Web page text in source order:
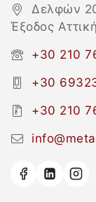
Δελφών
Έξοδος
+30 210
+30
+30 210